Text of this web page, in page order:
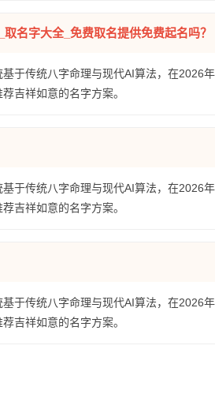
名字大全_免费取名提供免费起名吗？
于传统八字命理与现代AI算法，在2026
吉祥如意的名字方案。
于传统八字命理与现代AI算法，在2026
吉祥如意的名字方案。
于传统八字命理与现代AI算法，在2026
吉祥如意的名字方案。